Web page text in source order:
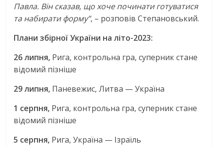
Павла. Він сказав, що хоче починати готуватися
та набирати форму”, – розповів Степановський.
Плани збірної України на літо-2023:
26 липня, Рига, контрольна гра, суперник стане
відомий пізніше
29 липня, Паневежис, Литва — Україна
1 серпня, Рига, контрольна гра, суперник стане
відомий пізніше
5 серпня, Рига, Україна — Ізраїль